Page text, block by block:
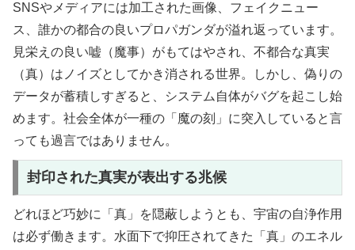
SNSやメディアには加工された画像、フェイクニュー
ス、誰かの都合の良いプロパガンダが溢れ返っています。
見栄えの良い嘘（魔事）がもてはやされ、不都合な真実
（真）はノイズとしてかき消される世界。しかし、偽りの
データが蓄積しすぎると、システム自体がバグを起こし始
めます。社会全体が一種の「魔の刻」に突入していると言
っても過言ではありません。
封印された真実が表出する兆候
どれほど巧妙に「真」を隠蔽しようとも、宇宙の自浄作用
は必ず働きます。水面下で抑圧されてきた「真」のエネル